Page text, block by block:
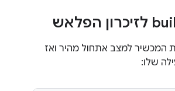
המכשיר למצב אתחול מהיר ואז
שלו: